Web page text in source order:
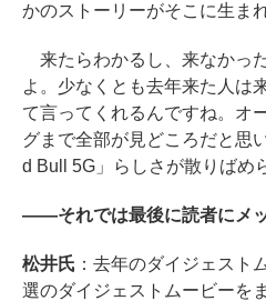
かのストーリーがそこに生ま
来たらわかるし、来なかっ
よ。少なくとも去年来た人は
て言ってくれるんですね。オ
グまで全部が見どころだと思
d Bull 5G」らしさが散りばめ
――それでは最後に読者にメッ
松井氏 ：去年のダイジェスト
選のダイジェストムービーを